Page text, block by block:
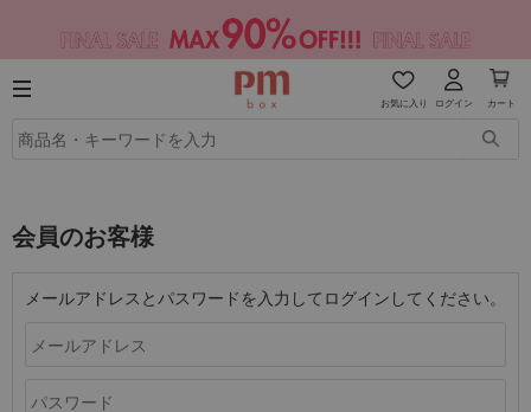
お気に入り ログイン カート
会員のお客様
メールアドレスとパスワードを入力してログインしてください。